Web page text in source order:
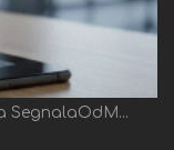
SegnalaOdM...